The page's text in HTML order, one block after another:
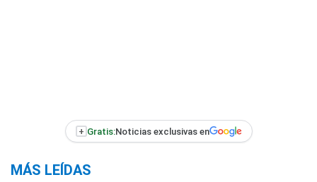
+ Gratis:Noticias exclusivas en
MÁS LEÍDAS